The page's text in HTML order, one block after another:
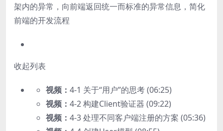
架内的异常，向前端返回统一而标准的异常信息，简化
前端的开发流程
收起列表
视频： 4-1 关于“用户”的思考 (06:25)
视频： 4-2 构建Client验证器 (09:22)
视频： 4-3 处理不同客户端注册的方案 (05:36)